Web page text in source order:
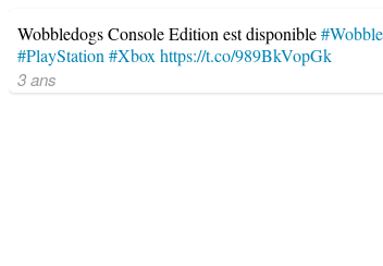
Wobbledogs Console Edition est disponible
#PlayStation #Xbox https://t.co/989BkVopGk
3 ans